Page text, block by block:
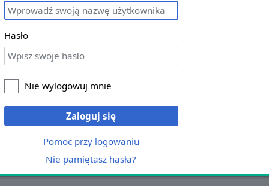
Hasło
Nie wylogowuj mnie
Zaloguj się
Pomoc przy logowaniu
Nie pamiętasz hasła?